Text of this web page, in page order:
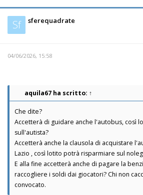
Sf sferequadrate
04/06/2026, 15:58
aquila67 ha scritto: ↑
Che dite?
Accetterà di guidare anche l'autobus, così
sull'autista?
Accetterà anche la clausola di acquistare
Lazio , così lotito potrà risparmiare sul
E alla fine accetterà anche di pagare la
raccogliere i soldi dai giocatori? Chi non
convocato.